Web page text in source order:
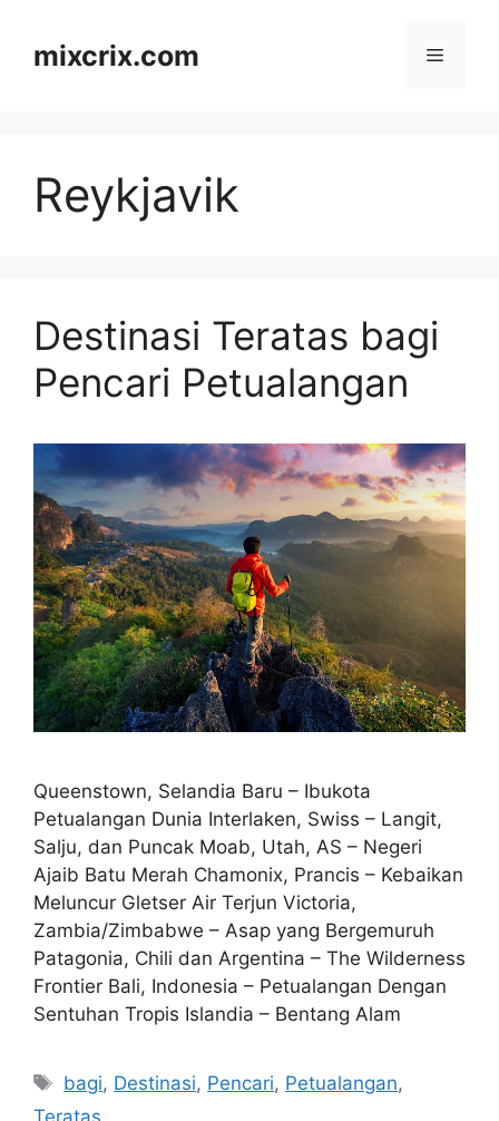
contentmixcrix.com Menu
Reykjavik
Destinasi Teratas bagi
Pencari Petualangan
Queenstown, Selandia Baru – Ibukota
Petualangan Dunia Interlaken, Swiss – Langit,
Salju, dan Puncak Moab, Utah, AS – Negeri
Ajaib Batu Merah Chamonix, Prancis – Kebaikan
Meluncur Gletser Air Terjun Victoria,
Zambia/Zimbabwe – Asap yang Bergemuruh
Patagonia, Chili dan Argentina – The Wilderness
Frontier Bali, Indonesia – Petualangan Dengan
Sentuhan Tropis Islandia – Bentang Alam
Tags
bagi, Destinasi, Pencari, Petualangan,